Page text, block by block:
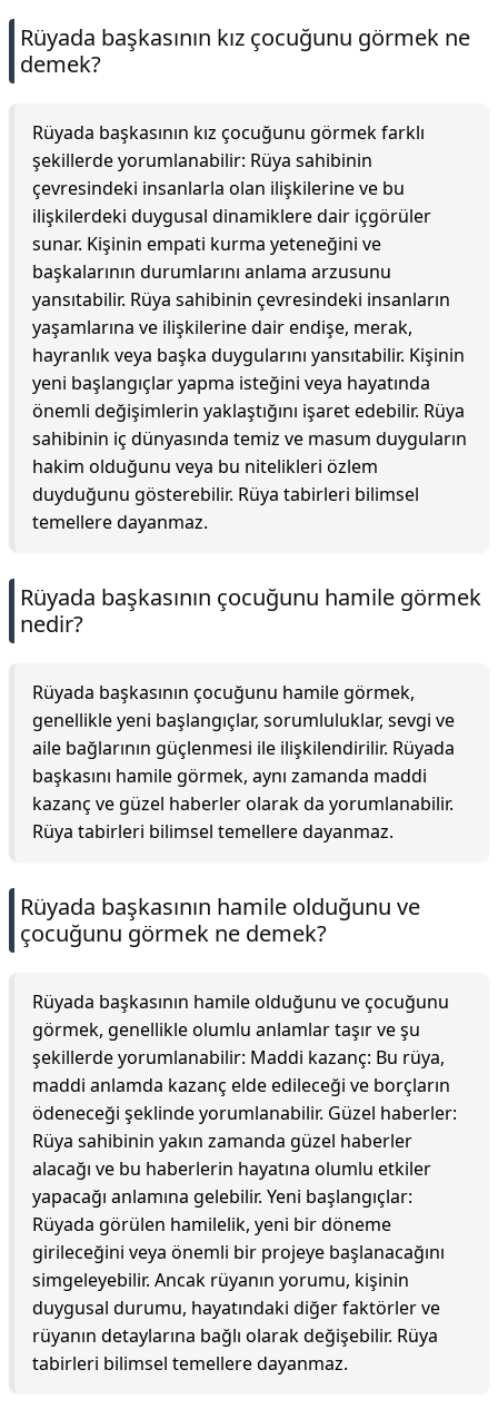
Rüyada başkasının kız çocuğunu görmek ne
demek?
Rüyada başkasının kız çocuğunu görmek farklı
şekillerde yorumlanabilir: Rüya sahibinin
çevresindeki insanlarla olan ilişkilerine ve bu
ilişkilerdeki duygusal dinamiklere dair içgörüler
sunar. Kişinin empati kurma yeteneğini ve
başkalarının durumlarını anlama arzusunu
yansıtabilir. Rüya sahibinin çevresindeki insanların
yaşamlarına ve ilişkilerine dair endişe, merak,
hayranlık veya başka duygularını yansıtabilir. Kişinin
yeni başlangıçlar yapma isteğini veya hayatında
önemli değişimlerin yaklaştığını işaret edebilir. Rüya
sahibinin iç dünyasında temiz ve masum duyguların
hakim olduğunu veya bu nitelikleri özlem
duyduğunu gösterebilir. Rüya tabirleri bilimsel
temellere dayanmaz.
Rüyada başkasının çocuğunu hamile görmek
nedir?
Rüyada başkasının çocuğunu hamile görmek,
genellikle yeni başlangıçlar, sorumluluklar, sevgi ve
aile bağlarının güçlenmesi ile ilişkilendirilir. Rüyada
başkasını hamile görmek, aynı zamanda maddi
kazanç ve güzel haberler olarak da yorumlanabilir.
Rüya tabirleri bilimsel temellere dayanmaz.
Rüyada başkasının hamile olduğunu ve
çocuğunu görmek ne demek?
Rüyada başkasının hamile olduğunu ve çocuğunu
görmek, genellikle olumlu anlamlar taşır ve şu
şekillerde yorumlanabilir: Maddi kazanç: Bu rüya,
maddi anlamda kazanç elde edileceği ve borçların
ödeneceği şeklinde yorumlanabilir. Güzel haberler:
Rüya sahibinin yakın zamanda güzel haberler
alacağı ve bu haberlerin hayatına olumlu etkiler
yapacağı anlamına gelebilir. Yeni başlangıçlar:
Rüyada görülen hamilelik, yeni bir döneme
girileceğini veya önemli bir projeye başlanacağını
simgeleyebilir. Ancak rüyanın yorumu, kişinin
duygusal durumu, hayatındaki diğer faktörler ve
rüyanın detaylarına bağlı olarak değişebilir. Rüya
tabirleri bilimsel temellere dayanmaz.